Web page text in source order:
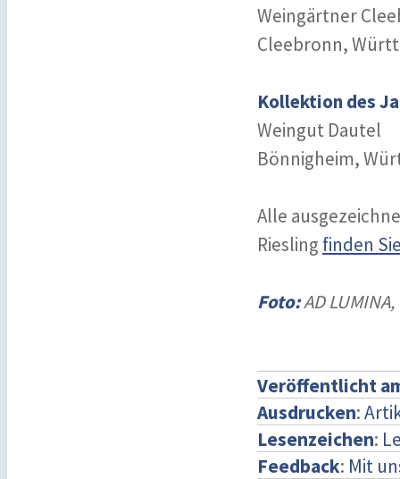
Weingärtner
Cleebronn,
Kollektion des
Weingut Dautel
Bönnigheim,
Alle
Riesling finden
Foto:AD
Veröffentlicht
Ausdrucken:
Lesenzeichen:
Feedback: Mit